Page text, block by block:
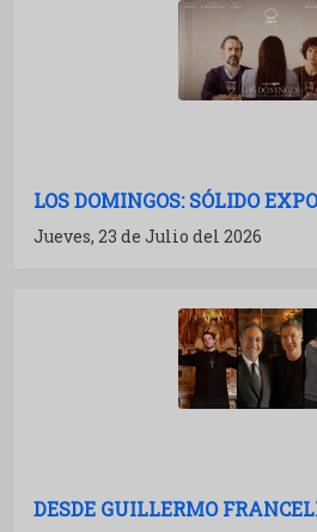
Jueves, 23 de Julio del 2026